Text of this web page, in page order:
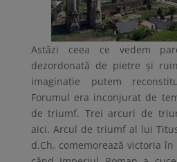
Astăzi ceea ce vedem
dezordonată de pietre și
imaginație putem
Forumul era inconjurat de
de triumf. Trei arcuri de
aici. Arcul de triumf al lui
d.Ch. comemorează victoria în